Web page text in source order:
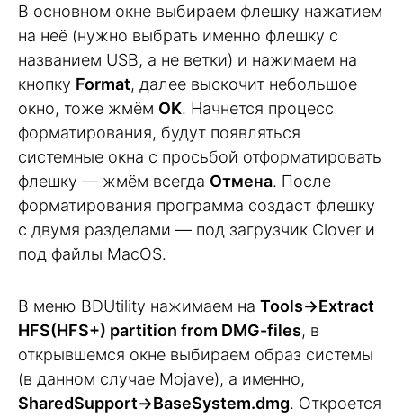
В основном окне выбираем флешку нажатием
на неё (нужно выбрать именно флешку с
названием USB, а не ветки) и нажимаем на
кнопку Format, далее выскочит небольшое
окно, тоже жмём OK. Начнется процесс
форматирования, будут появляться
системные окна с просьбой отформатировать
флешку — жмём всегда Отмена. После
форматирования программа создаст флешку
с двумя разделами — под загрузчик Clover и
под файлы MacOS.
В меню BDUtility нажимаем на Tools->Extract
HFS(HFS+) partition from DMG-files, в
открывшемся окне выбираем образ системы
(в данном случае Mojave), а именно,
SharedSupport->BaseSystem.dmg. Откроется